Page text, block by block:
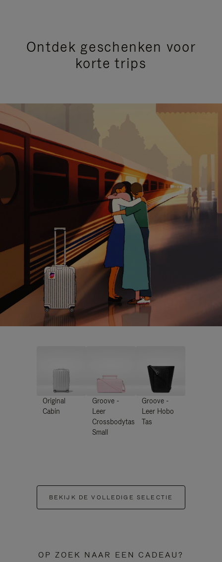
Ontdek geschenken voor
korte trips
Original
Cabin
Groove -
Leer
Crossbodytas
Small
Groove -
Leer Hobo
Tas
BEKIJK DE VOLLEDIGE SELECTIE
OP ZOEK NAAR EEN CADEAU?